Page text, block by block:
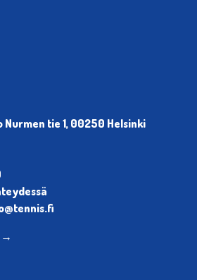
Nurmen tie 1, 00250 Helsinki
→